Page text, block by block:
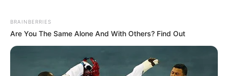
BRAINBERRIES
Are You The Same Alone And With Others? Find Out